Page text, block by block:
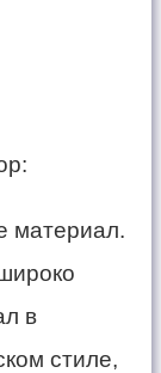
материал.
в
стиле,